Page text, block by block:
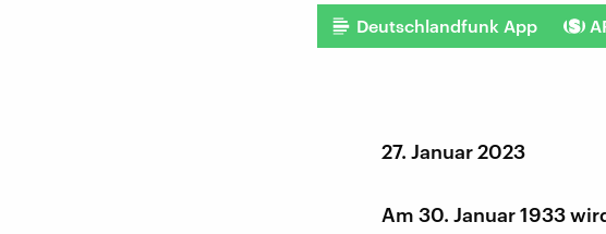
Deutschlandfunk App
27. Januar 2023
Am 30. Januar 1933